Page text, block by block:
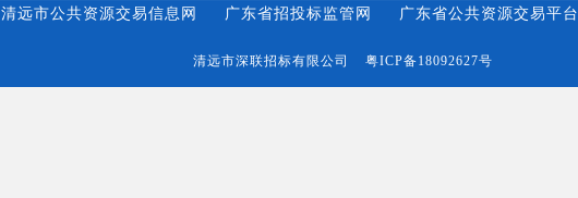
清远市公共资源交易信息网 广东省招投标监管网 广东省公共资源交易平台
清远市深联招标有限公司 粤ICP备18092627号